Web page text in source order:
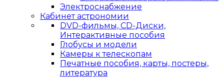
Электроснабжение
Кабинет астрономии
DVD-фильмы, CD-Диски,
Интерактивные пособия
Глобусы и модели
Камеры к телескопам
Печатные пособия, карты, постеры,
литература